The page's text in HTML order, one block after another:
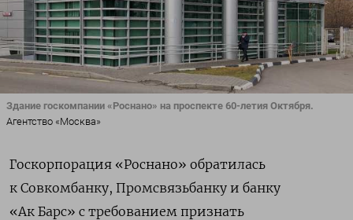
Здание госкомпании «Роснано» на проспекте 60-летия Октября.
Агентство «Москва»
Госкорпорация «Роснано» обратилась
к Совкомбанку, Промсвязьбанку и банку
«Ак Барс» с требованием признать